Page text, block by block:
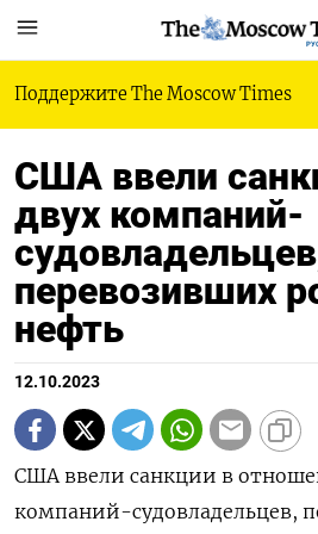
Поддержите The Moscow Times
США ввели
двух компаний-
перевозивших
нефть
12.10.2023
США ввели санкции в
компаний-судовладельцев,